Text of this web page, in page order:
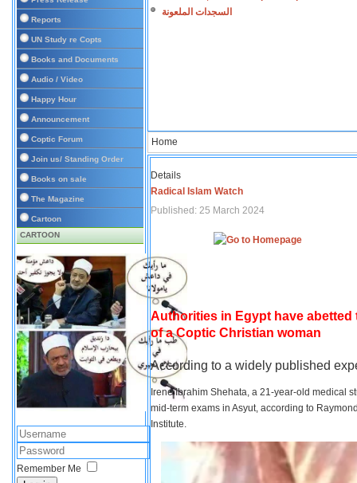
Reports
UN Study re Copts
Books and Documents
Audio / Video
Happy Hour
Announcement
Coptic Forum
Join us/ Standing Order
Books on sale
The Magazine
Cartoon
CARTOON
Remember Me
السجدات الملعونة
Home
Details
Radical Islam Watch
Published: 25 March 2024
Authorities in Egypt have
of a Coptic Christian woman
According to a widely published
Irene Ibrahim Shehata, a 21-year-old medical
mid-term exams in Asyut, according to
Institute.